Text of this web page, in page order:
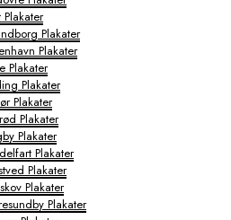
Plakater
Plakater
Plakater
Plakater
Plakater
Plakater
Plakater
Plakater
Plakater
Plakater
Plakater
Plakater